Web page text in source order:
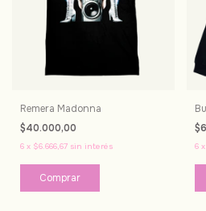
Remera Madonna
$40.000,00
6 x $6.666,67 sin interés
Comprar
6 x